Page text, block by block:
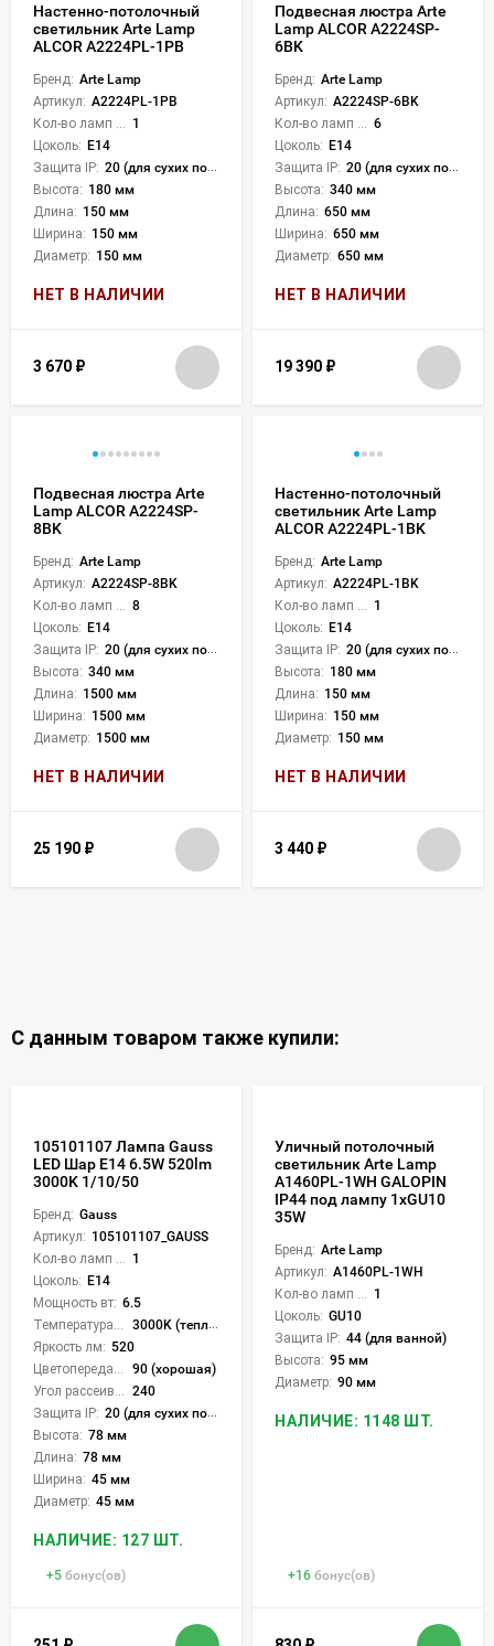
Настенно-потолочный
светильник Arte Lamp
ALCOR A2224PL-1PB
Бренд: Arte Lamp
Артикул: A2224PL-1PB
1
Цоколь: E14
Защита IP: 20 (для сухих пом.)
Высота: 180 мм
Длина: 150 мм
Ширина: 150 мм
Диаметр: 150 мм
НЕТ В НАЛИЧИИ
3 670 ₽
Подвесная люстра Arte
Lamp ALCOR A2224SP-
6BK
Бренд: Arte Lamp
Артикул: A2224SP-6BK
6
Цоколь: E14
Защита IP: 20 (для сухих пом.)
Высота: 340 мм
Длина: 650 мм
Ширина: 650 мм
Диаметр: 650 мм
НЕТ В НАЛИЧИИ
19 390 ₽
Подвесная люстра Arte
Lamp ALCOR A2224SP-
8BK
Бренд: Arte Lamp
Артикул: A2224SP-8BK
8
Цоколь: E14
Защита IP: 20 (для сухих пом.)
Высота: 340 мм
Длина: 1500 мм
Ширина: 1500 мм
Диаметр: 1500 мм
НЕТ В НАЛИЧИИ
25 190 ₽
Настенно-потолочный
светильник Arte Lamp
ALCOR A2224PL-1BK
Бренд: Arte Lamp
Артикул: A2224PL-1BK
1
Цоколь: E14
Защита IP: 20 (для сухих пом.)
Высота: 180 мм
Длина: 150 мм
Ширина: 150 мм
Диаметр: 150 мм
НЕТ В НАЛИЧИИ
3 440 ₽
С данным товаром также купили:
105101107 Лампа Gauss
LED Шар E14 6.5W 520lm
3000K 1/10/50
Бренд: Gauss
Артикул: 105101107_GAUSS
1
Цоколь: E14
Мощность вт: 6.5
3000K (теплый)
Яркость лм: 520
90 (хорошая)
240
Защита IP: 20 (для сухих пом.)
Высота: 78 мм
Длина: 78 мм
Ширина: 45 мм
Диаметр: 45 мм
НАЛИЧИЕ: 127 ШТ.
+5 бонус(ов)
Уличный потолочный
светильник Arte Lamp
A1460PL-1WH GALOPIN
IP44 под лампу 1xGU10
35W
Бренд: Arte Lamp
Артикул: A1460PL-1WH
1
Цоколь: GU10
Защита IP: 44 (для ванной)
Высота: 95 мм
Диаметр: 90 мм
НАЛИЧИЕ: 1148 ШТ.
+16 бонус(ов)